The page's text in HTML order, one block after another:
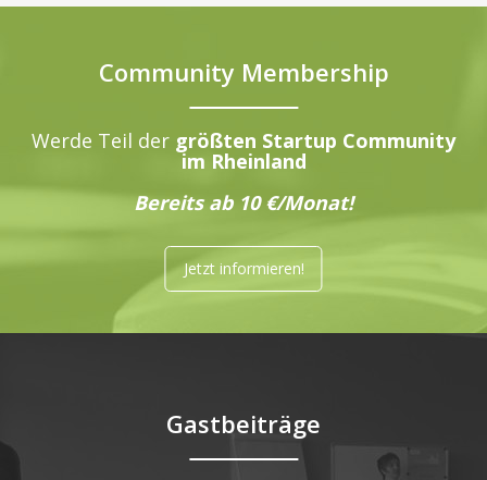
Community Membership
Werde Teil der größten Startup Community
im Rheinland
Bereits ab 10 €/Monat!
Jetzt informieren!
Gastbeiträge